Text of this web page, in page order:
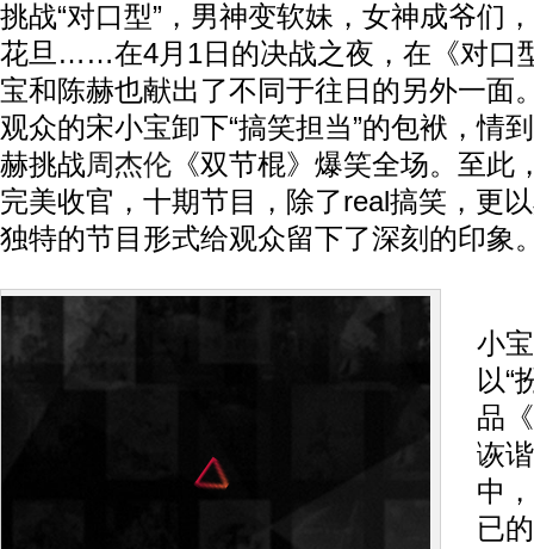
挑战“对口型”，男神变软妹，女神成爷们
花旦……在4月1日的决战之夜，在《对口
宝和陈赫也献出了不同于往日的另外一面
观众的宋小宝卸下“搞笑担当”的包袱，情
赫挑战周杰伦 《双节棍》爆笑全场。至此
完美收官，十期节目，除了real搞笑，更
独特的节目形式给观众留下了深刻的印象
小
以“
品
诙
中
已